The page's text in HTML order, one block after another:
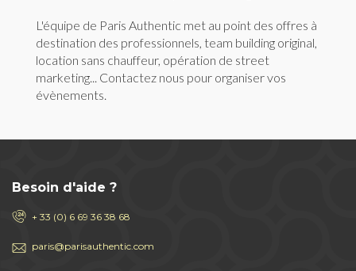
L'équipe de Paris Authentic met au point des offres à
destination des professionnels, team building original,
location sans chauffeur, opération de street
marketing... Contactez nous pour organiser vos
évènements.
Besoin d'aide ?
+ 33 (0) 6 69 36 38 68
paris@parisauthentic.com